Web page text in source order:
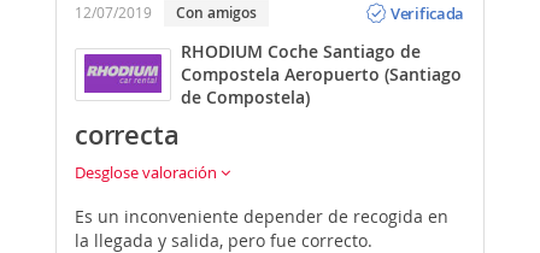
12/07/2019 Con amigos
Verificada
RHODIUM Coche Santiago de
Compostela Aeropuerto (Santiago
de Compostela)
correcta
Desglose valoración
Es un inconveniente depender de recogida en
la llegada y salida, pero fue correcto.